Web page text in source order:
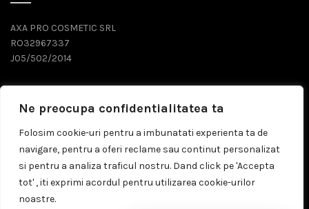
Ne preocupa confidentialitatea ta
Folosim cookie-uri pentru a imbunatati experienta ta de
navigare, pentru a oferi reclame sau continut personalizat
si pentru a analiza traficul nostru. Dand click pe 'Accepta
tot' , iti exprimi acordul pentru utilizarea cookie-urilor
noastre.
AXA PRO COSMETIC SRL
RO32967337
J05/502/2014
0743 071 579
comenzi@prosalon.ro